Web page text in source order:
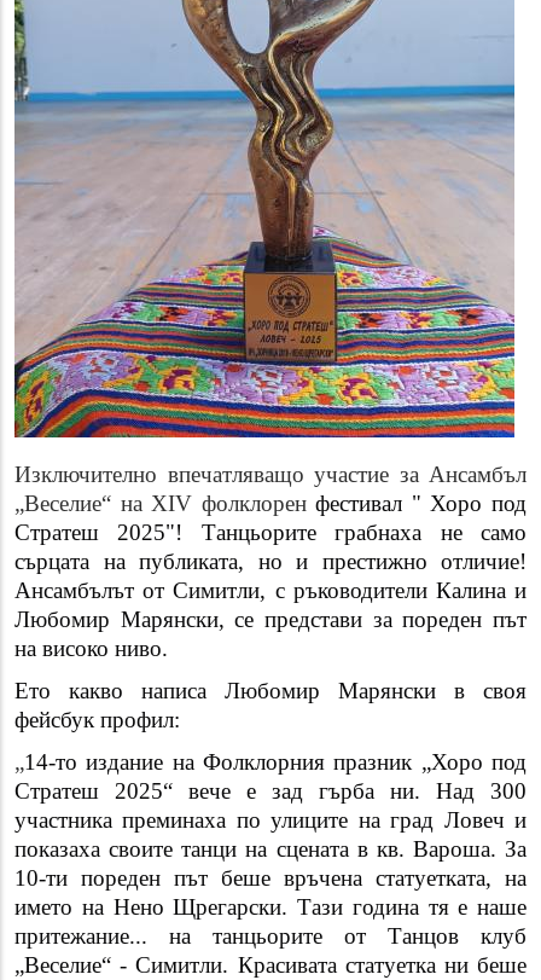
Изключително впечатляващо участие за Ансамбъл
„Веселие“ на XIV фолклоренфестивал " Хоро под
Стратеш 2025"! Танцьорите грабнаха не само
сърцата на публиката, но и престижно отличие!
Ансамбълът от Симитли, с ръководители Калина и
Любомир Марянски, се представи за пореден път
на високо ниво.
Ето какво написа Любомир Марянски в своя
фейсбук профил:
„14-то издание на Фолклорния празник „Хоро под
Стратеш 2025“ вече е зад гърба ни. Над 300
участника преминаха по улиците на град Ловеч и
показаха своите танци на сцената в кв. Вароша. За
10-ти пореден път беше връчена статуетката, на
името на Нено Щрегарски. Тази година тя е наше
притежание... на танцьорите от Танцов клуб
„Веселие“ - Симитли. Красивата статуетка ни беше